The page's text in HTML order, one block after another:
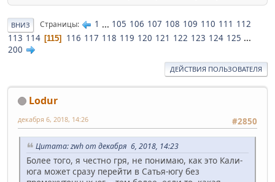
ВНИЗ Страницы 1 ... 105 106 107 108 109 110 111 112
113 114 115 116 117 118 119 120 121 122 123 124 125 ...
200
ДЕЙСТВИЯ ПОЛЬЗОВАТЕЛЯ
Lodur
#2850
декабря 6, 2018, 14:26
Цитата: zwh от декабря 6, 2018, 14:23
Более того, я честно гря, не понимаю, как это Кали-
юга может сразу перейти в Сатья-югу без